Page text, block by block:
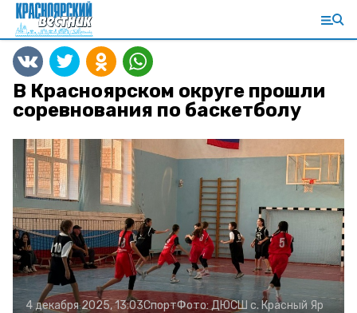
В Красноярском округе прошли
соревнования по баскетболу
4 декабря 2025, 13:03СпортФото:ДЮСШ с. Красный Яр